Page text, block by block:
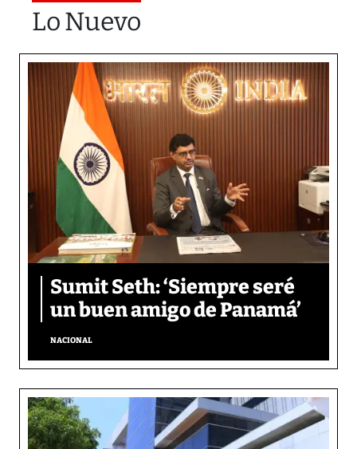
Lo Nuevo
Sumit Seth: ‘Siempre seré
un buen amigo de Panamá’
NACIONAL